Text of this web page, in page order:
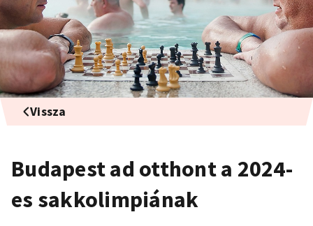
Vissza
Budapest ad otthont a 2024-
es sakkolimpiának